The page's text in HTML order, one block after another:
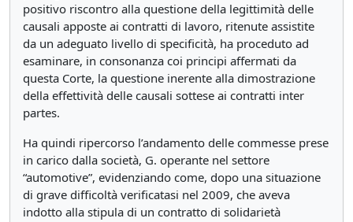
positivo riscontro alla questione della legittimità delle
causali apposte ai contratti di lavoro, ritenute assistite
da un adeguato livello di specificità, ha proceduto ad
esaminare, in consonanza coi principi affermati da
questa Corte, la questione inerente alla dimostrazione
della effettività delle causali sottese ai contratti inter
partes.
Ha quindi ripercorso l’andamento delle commesse prese
in carico dalla società, G. operante nel settore
“automotive”, evidenziando come, dopo una situazione
di grave difficoltà verificatasi nel 2009, che aveva
indotto alla stipula di un contratto di solidarietà